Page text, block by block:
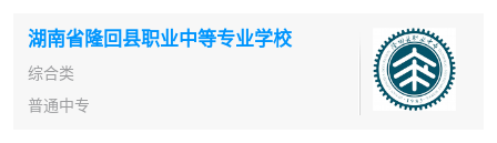
湖南省隆回县职业中等专业学校
综合类
普通中专